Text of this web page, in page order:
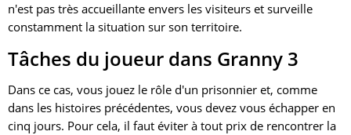
n'est pas très accueillante envers les visiteurs et surveille
constamment la situation sur son territoire.
Tâches du joueur dans Granny 3
Dans ce cas, vous jouez le rôle d'un prisonnier et, comme
dans les histoires précédentes, vous devez vous échapper en
cinq jours. Pour cela, il faut éviter à tout prix de rencontrer la